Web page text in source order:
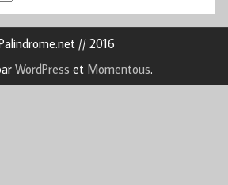
// 2016
WordPress et Momentous.